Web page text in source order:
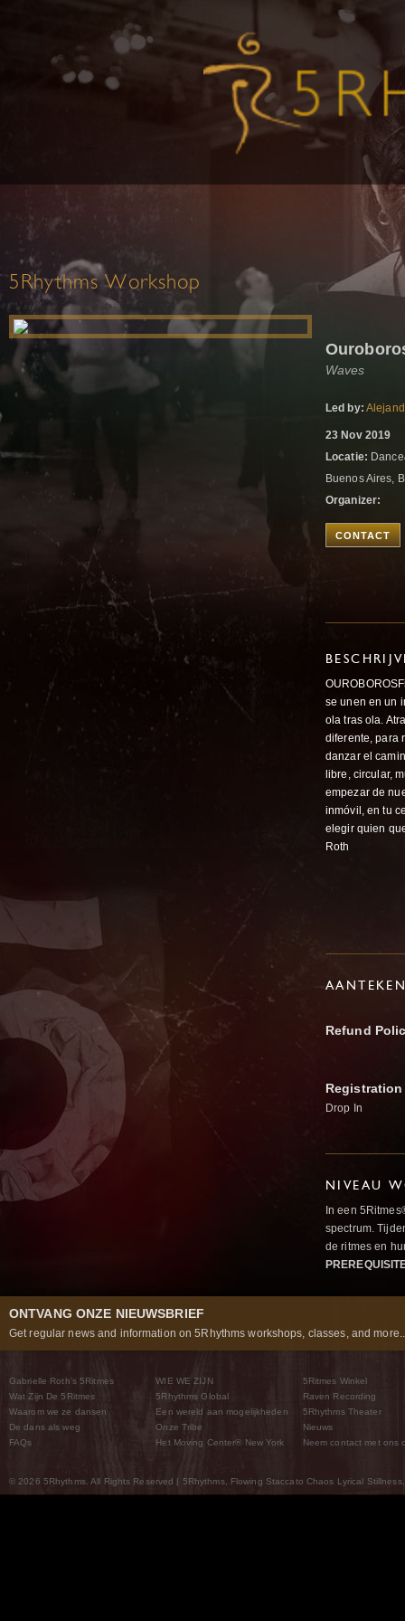
5Rhythms Workshop
Waves
Led by:
23 Nov 2019
Locatie:
Buenos Aires,
Organizer:
CONTACT
se unen en un
ola tras ola.
diferente, para
danzar el
libre, circular,
empezar de
inmóvil, en tu
elegir quien
Roth
Refund
Drop In
NIVEAU
In een
spectrum.
de ritmes en
ONTVANG ONZE NIEUWSBRIEF
Get regular news and information on 5Rhythms workshops, classes, and
Gabrielle Roth’s 5Ritmes
Wat Zijn De 5Ritmes
Waarom we ze dansen
De dans als weg
FAQs
WIE WE ZIJN
5Rhythms Global
Een wereld aan mogelijkheden
Onze Tribe
Het Moving Center® New York
5Ritmes Winkel
Raven Recording
5Rhythms Theater
Nieuws
Neem contact met ons
© 2026 5Rhythms. All Rights Reserved | 5Rhythms, Flowing Staccato Chaos Lyrical